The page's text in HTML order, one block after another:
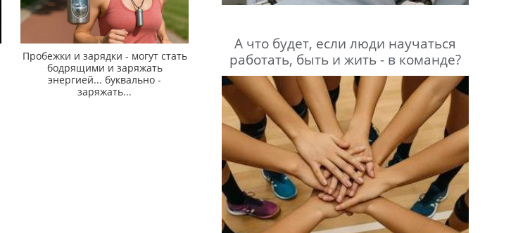
Пробежки и зарядки - могут стать
бодрящими и заряжать
энергией... буквально -
заряжать...
А что будет, если люди научаться
работать, быть и жить - в команде?